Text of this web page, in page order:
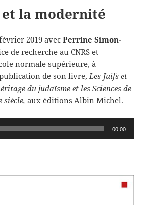
et la modernité
2019 avecPerrine Simon-
de recherche au CNRS et
normale supérieure, à
publication de son livre,Les Juifs et
du judaïsme et les Sciences de
siècle, aux éditions Albin Michel.
00:00